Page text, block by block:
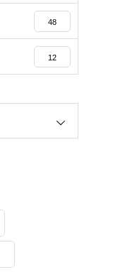
48
12